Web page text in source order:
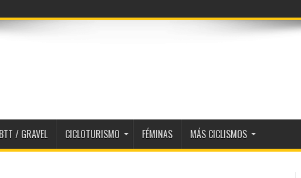
BTT / GRAVEL CICLOTURISMO FÉMINAS MÁS CICLISMOS